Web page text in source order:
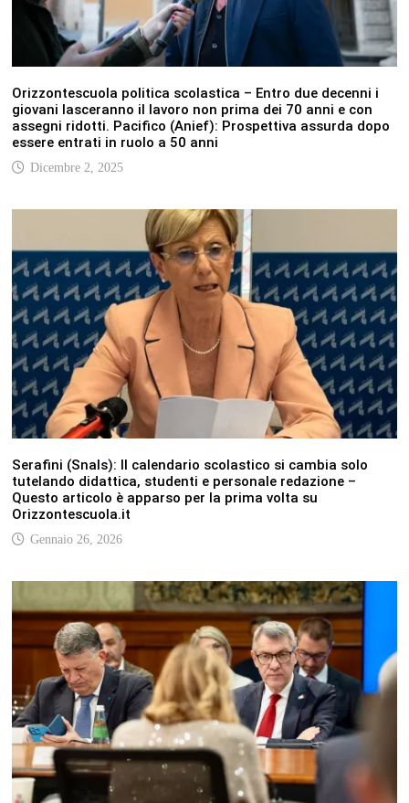
Orizzontescuola politica scolastica – Entro due decenni i
giovani lasceranno il lavoro non prima dei 70 anni e con
assegni ridotti. Pacifico (Anief): Prospettiva assurda dopo
essere entrati in ruolo a 50 anni
Dicembre 2, 2025
Serafini (Snals): Il calendario scolastico si cambia solo
tutelando didattica, studenti e personale redazione –
Questo articolo è apparso per la prima volta su
Orizzontescuola.it
Gennaio 26, 2026